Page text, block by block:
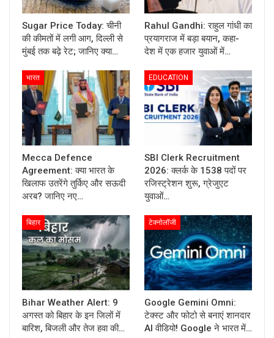
Sugar Price Today: चीनी
की कीमतों में लगी आग, दिल्ली से
मुंबई तक बढ़े रेट; जानिए क्या…
Rahul Gandhi: राहुल गांधी का
प्रयागराज में बड़ा बयान, कहा-
देश में एक हजार युवाओं में…
भारत
Mecca Defence
Agreement: क्या भारत के
खिलाफ उतरेंगे तुर्किए और सऊदी
अरब? जानिए नए…
EDUCATION
SBI Clerk Recruitment
2026: क्लर्क के 1538 पदों पर
रजिस्ट्रेशन शुरू, ग्रेजुएट
युवाओं…
बिहार
Bihar Weather Alert: 9
अगस्त को बिहार के इन जिलों में
बारिश, बिजली और तेज हवा की…
टेक्नोलॉजी
Google Gemini Omni:
टेक्स्ट और फोटो से बनाएं शानदार
AI वीडियो! Google ने भारत में…